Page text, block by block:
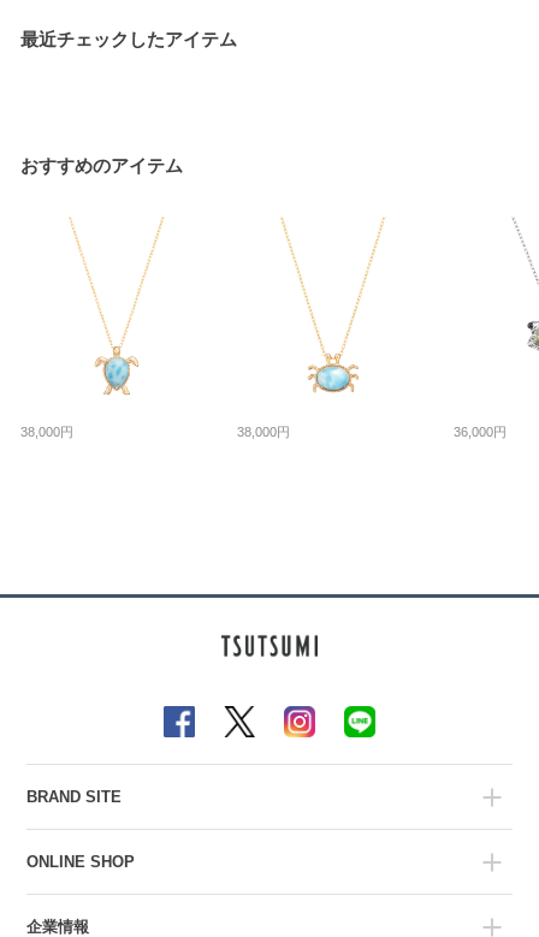
最近チェックしたアイテム
おすすめのアイテム
38,000円 38,000円 36,000円
BRAND SITE
ONLINE SHOP
企業情報